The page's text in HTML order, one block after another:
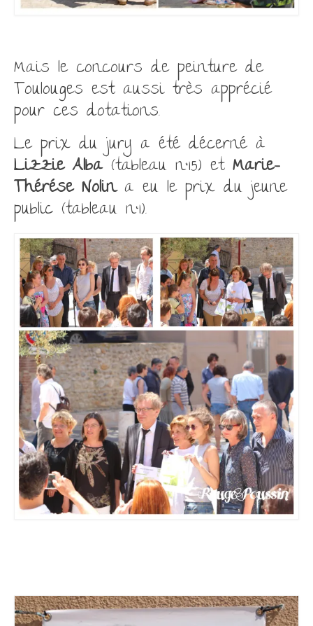
Mais le concours de peinture de
Toulouges est aussi très apprécié
pour ces dotations.
Le prix du jury a été décerné à
Lizzie Alba(tableau n°15) et Marie-
Thérése Nolina eu le prix du jeune
public (tableau n°1).